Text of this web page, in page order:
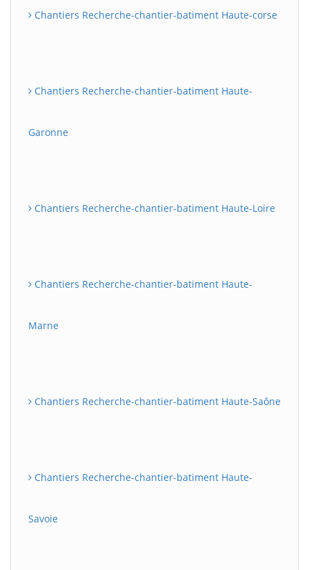
Chantiers Recherche-chantier-batiment Haute-corse
Chantiers Recherche-chantier-batiment Haute-
Garonne
Chantiers Recherche-chantier-batiment Haute-Loire
Chantiers Recherche-chantier-batiment Haute-
Marne
Chantiers Recherche-chantier-batiment Haute-Saône
Chantiers Recherche-chantier-batiment Haute-
Savoie